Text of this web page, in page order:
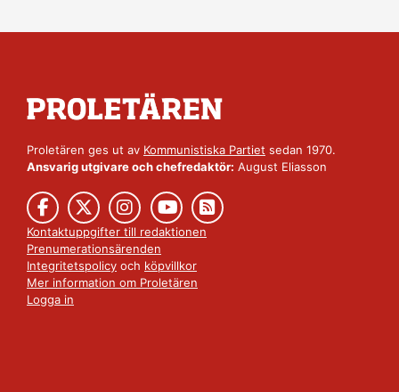
Proletären ges ut av Kommunistiska Partiet sedan 1970.
Ansvarig utgivare och chefredaktör: August Eliasson
Kontaktuppgifter till redaktionen
Prenumerationsärenden
Integritetspolicy och köpvillkor
Mer information om Proletären
Logga in